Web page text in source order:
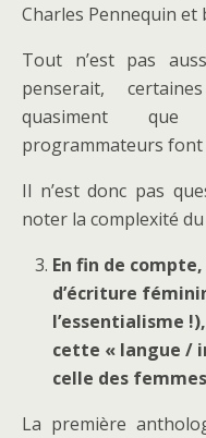
Charles Pennequin et
Tout n’est pas
penserait,
quasiment que
programmateurs font
Il n’est donc pas
noter la complexité
En fin de compte,
d’écriture
l’essentialisme
cette « langue /
celle des
La première